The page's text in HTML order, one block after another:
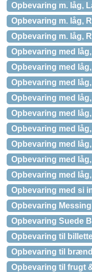
Opbevaring m. låg,
Opbevaring m. låg,
Opbevaring m. låg,
Opbevaring med
Opbevaring med
Opbevaring med
Opbevaring med
Opbevaring med
Opbevaring med
Opbevaring med
Opbevaring med
Opbevaring med
Opbevaring med si
Opbevaring Messing
Opbevaring Suede
Opbevaring til
Opbevaring til
Opbevaring til frugt